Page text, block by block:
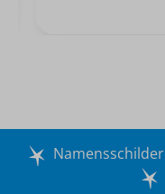
Namensschilder